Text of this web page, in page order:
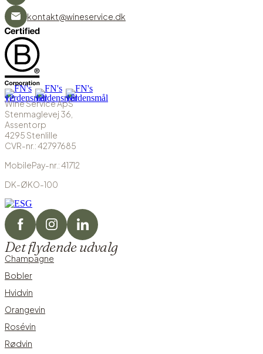
kontakt@wineservice.dk
Wine Service ApS
Stenmaglevej 36,
Assentorp
4295 Stenlille
CVR-nr.: 42797685
MobilePay-nr.: 41712
DK-ØKO-100
Det flydende udvalg
Champagne
Bobler
Hvidvin
Orangevin
Rosévin
Rødvin